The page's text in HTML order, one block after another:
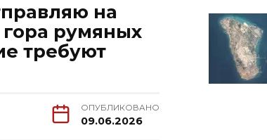
на
гора румяных
требуют
ОПУБЛИКОВАНО
09.06.2026